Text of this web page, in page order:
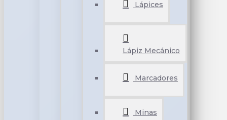
Lápices
Lápiz Mecánico
Marcadores
Minas